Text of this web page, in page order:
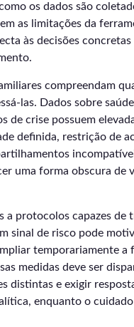
os dados são
as limitações da
às decisões
compreendam
las. Dados sobre
de crise possuem
definida, restrição de
uma forma obscura de
a protocolos capazes de
sinal de risco pode
temporariamente a
medidas deve ser
distintas e exigir
enquanto o